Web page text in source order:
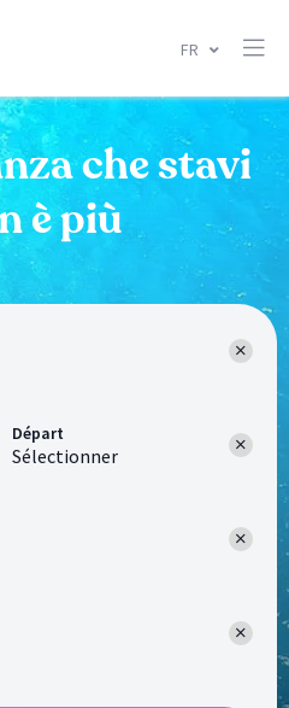
FR
che stavi
è più
Départ
Sélectionner